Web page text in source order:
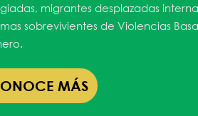
migrantes desplazadas
sobrevivientes de Violencias
MÁS